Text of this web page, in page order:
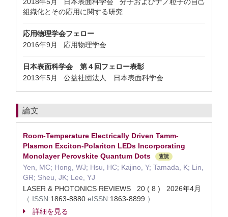
組織化とその応用に関する研究
応用物理学会フェロー
2016年9月 応用物理学会
日本表面科学会 第４回フェロー表彰
2013年5月 公益社団法人 日本表面科学会
論文
Room-Temperature Electrically Driven Tamm-
Plasmon Exciton-Polariton LEDs Incorporating
Monolayer Perovskite Quantum Dots
査読
Yen, MC; Hong, WJ; Hsu, HC; Kajino, Y; Tamada, K; Lin,
GR; Sheu, JK; Lee, YJ
LASER & PHOTONICS REVIEWS 20 ( 8 ) 2026年4月
（ ISSN:1863-8880 eISSN:1863-8899 ）
詳細を見る